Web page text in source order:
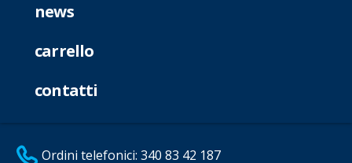
news
carrello
contatti
Ordini telefonici: 340 83 42 187